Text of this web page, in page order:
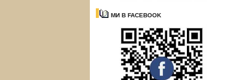
МИ В FACEBOOK